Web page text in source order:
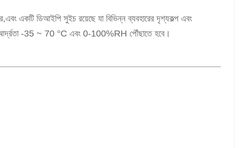
একটি ডিআইপি সুইচ রয়েছে যা বিভিন্ন ব্যবহারের দৃশ্যকল্প এবং
এবং আর্দ্রতা -35 ~ 70 °C এবং 0-100%RH পৌঁছাতে হবে।